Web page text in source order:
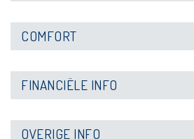
COMFORT
FINANCIËLE INFO
OVERIGE INFO